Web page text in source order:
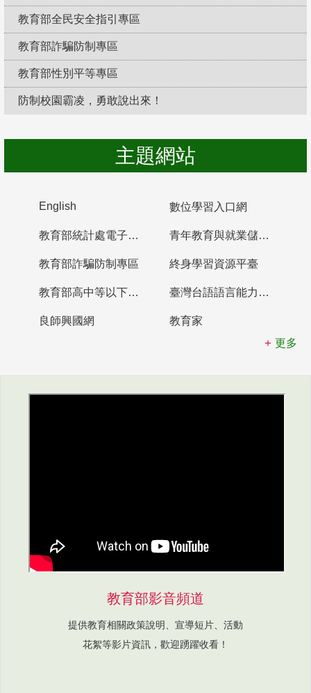
教育部全民安全指引專區
教育部詐騙防制專區
教育部性別平等專區
防制校園霸凌，勇敢說出來！
主題網站
English 數位學習入口網
教育部統計處電子書櫃 青年教育與就業儲蓄帳戶
教育部詐騙防制專區 終身學習資源平臺
教育部高中等以下學校及幼兒園教師資格檢定考試 臺灣台語語言能力認證網站
良師興國網
教育家
更多
教育部影音頻道
提供教育相關政策說明、宣導短片、活動
花絮等影片資訊，歡迎踴躍收看！